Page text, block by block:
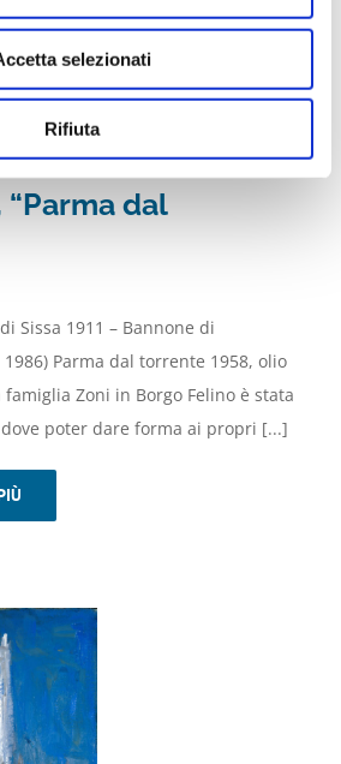
selezionati
Rifiuta
dal
Sissa 1911 – Bannone di
Parma dal torrente 1958, olio
Zoni in Borgo Felino è stata
poter dare forma ai propri [...]